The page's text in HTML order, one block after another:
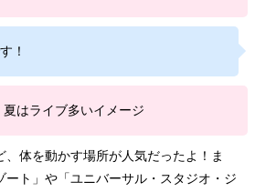
！
はライブ多いイメージ
、体を動かす場所が人気だったよ！ま
ート」や「ユニバーサル・スタジオ・ジ